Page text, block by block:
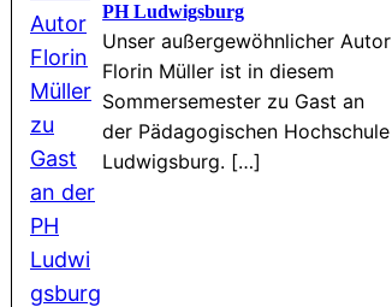
PH Ludwigsburg
Unser außergewöhnlicher Autor
Florin Müller ist in diesem
Sommersemester zu Gast an
der Pädagogischen Hochschule
Ludwigsburg. […]